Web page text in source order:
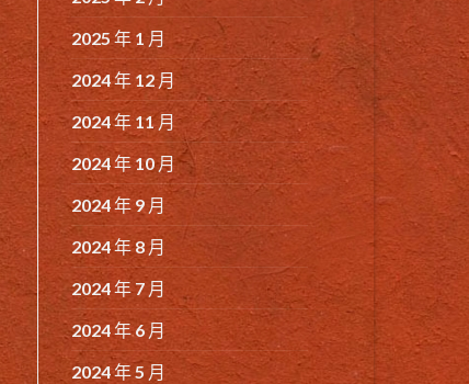
2025 年 1 月
2024 年 12 月
2024 年 11 月
2024 年 10 月
2024 年 9 月
2024 年 8 月
2024 年 7 月
2024 年 6 月
2024 年 5 月